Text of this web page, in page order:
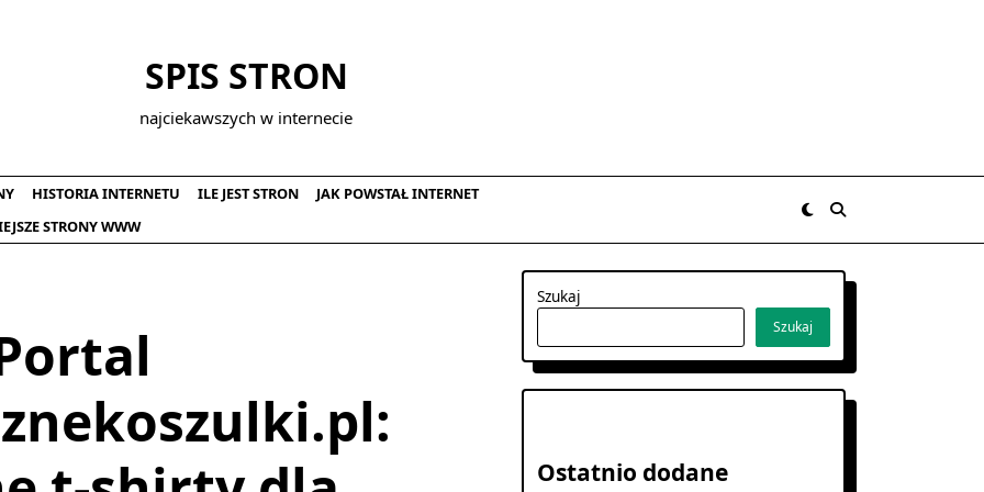
SPIS STRON
najciekawszych w internecie
HISTORIA INTERNETU ILE JEST STRON
JAK POWSTAŁ INTERNET
STRONY WWW
Szukaj
Szukaj
Ostatnio dodane